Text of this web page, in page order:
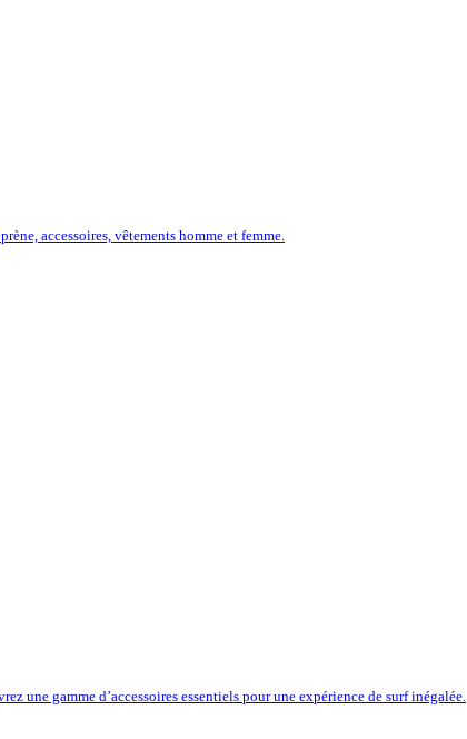
accessoires, vêtements homme et femme.
une gamme d’accessoires essentiels pour une expérience de surf inégalée.